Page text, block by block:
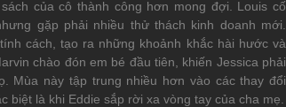
của cô thành công hơn mong đợi. Louis cố
gặp phải nhiều thử thách kinh doanh mới.
cách, tạo ra những khoảnh khắc hài hước và
chào đón em bé đầu tiên, khiến Jessica phải
Mùa này tập trung nhiều hơn vào các thay đổi
là khi Eddie sắp rời xa vòng tay của cha mẹ.